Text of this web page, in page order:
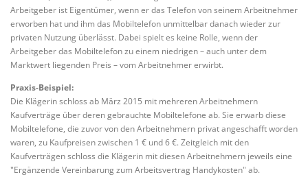
Arbeitgeber ist Eigentümer, wenn er das Telefon von seinem Arbeitnehmer
erworben hat und ihm das Mobiltelefon unmittelbar danach wieder zur
privaten Nutzung überlässt. Dabei spielt es keine Rolle, wenn der
Arbeitgeber das Mobiltelefon zu einem niedrigen – auch unter dem
Marktwert liegenden Preis – vom Arbeitnehmer erwirbt.
Praxis-Beispiel:
Die Klägerin schloss ab März 2015 mit mehreren Arbeitnehmern
Kaufverträge über deren gebrauchte Mobiltelefone ab. Sie erwarb diese
Mobiltelefone, die zuvor von den Arbeitnehmern privat angeschafft worden
waren, zu Kaufpreisen zwischen 1 € und 6 €. Zeitgleich mit den
Kaufverträgen schloss die Klägerin mit diesen Arbeitnehmern jeweils eine
"Ergänzende Vereinbarung zum Arbeitsvertrag Handykosten" ab.